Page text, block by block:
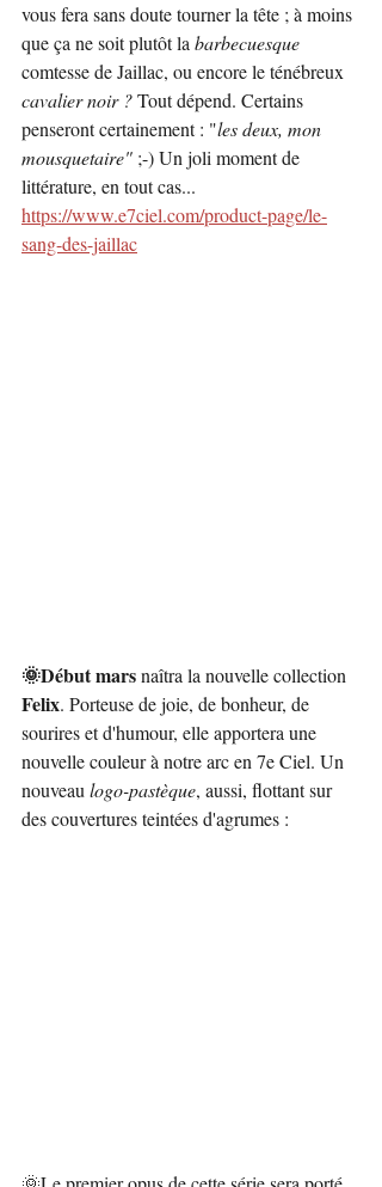
vous fera sans doute tourner la tête ; à moins
que ça ne soit plutôt la barbecuesque
comtesse de Jaillac, ou encore le ténébreux
cavalier noir ? Tout dépend. Certains
penseront certainement : "les deux, mon
mousquetaire" ;-) Un joli moment de
littérature, en tout cas...
https://www.e7ciel.com/product-page/le-
sang-des-jaillac
🌞Début mars naîtra la nouvelle collection
Felix. Porteuse de joie, de bonheur, de
sourires et d'humour, elle apportera une
nouvelle couleur à notre arc en 7e Ciel. Un
nouveau logo-pastèque, aussi, flottant sur
des couvertures teintées d'agrumes :